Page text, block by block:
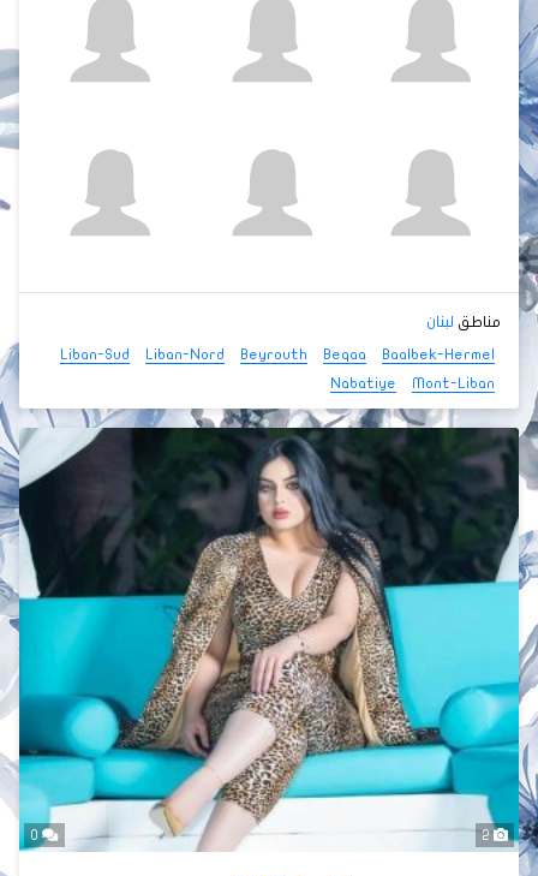
مناطق لبنان
Baalbek-Hermel
Beqaa
Beyrouth
Liban-Nord
Liban-Sud
Mont-Liban
Nabatiye
2